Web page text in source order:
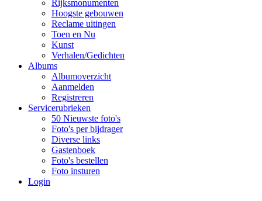
Rijksmonumenten
Hoogste gebouwen
Reclame uitingen
Toen en Nu
Kunst
Verhalen/Gedichten
Albums
Albumoverzicht
Aanmelden
Registreren
Servicerubrieken
50 Nieuwste foto's
Foto's per bijdrager
Diverse links
Gastenboek
Foto's bestellen
Foto insturen
Login